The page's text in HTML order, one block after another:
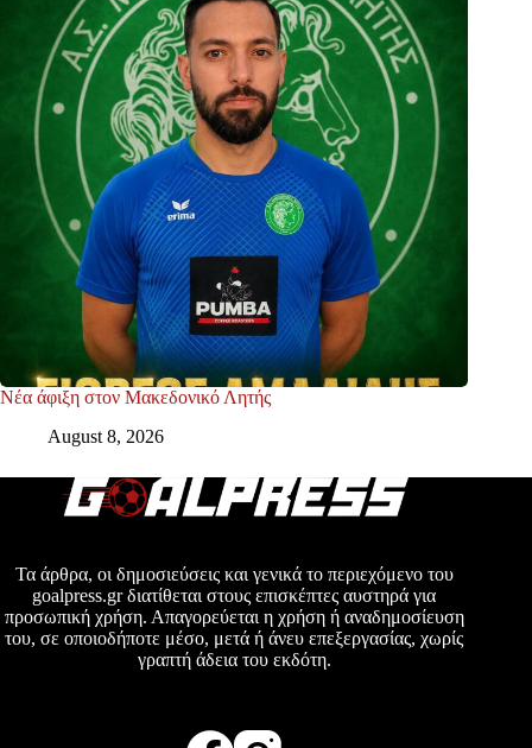
Νέα άφιξη στον Μακεδονικό Λητής
August 8, 2026
Τα άρθρα, οι δημοσιεύσεις και γενικά το περιεχόμενο του
goalpress.gr διατίθεται στους επισκέπτες αυστηρά για
προσωπική χρήση. Απαγορεύεται η χρήση ή αναδημοσίευση
του, σε οποιοδήποτε μέσο, μετά ή άνευ επεξεργασίας, χωρίς
γραπτή άδεια του εκδότη.